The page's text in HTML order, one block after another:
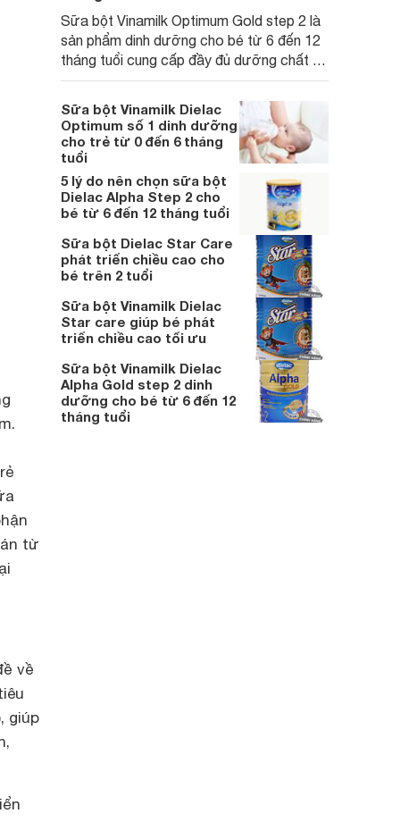
từ
về
giúp
Sữa bột Vinamilk Optimum Gold step 2 là
sản phẩm dinh dưỡng cho bé từ 6 đến 12
tháng tuổi cung cấp đầy đủ dưỡng chất để
bé phát triển toàn diện thể chất và trí tuệ.
Sữa bột Vinamilk Dielac
Optimum số 1 dinh dưỡng
cho trẻ từ 0 đến 6 tháng
tuổi
5 lý do nên chọn sữa bột
Dielac Alpha Step 2 cho
bé từ 6 đến 12 tháng tuổi
Sữa bột Dielac Star Care
phát triển chiều cao cho
bé trên 2 tuổi
Sữa bột Vinamilk Dielac
Star care giúp bé phát
triển chiều cao tối ưu
Sữa bột Vinamilk Dielac
Alpha Gold step 2 dinh
dưỡng cho bé từ 6 đến 12
tháng tuổi